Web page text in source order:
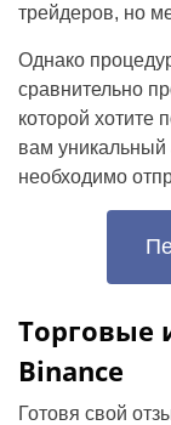
трейдеров, но
Однако
сравнительно
которой хотите
вам уникальный
необходимо
Торговые
Binance
Готовя свой